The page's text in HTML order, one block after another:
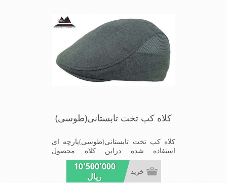
کلاه کپ تخت تابستانی(طوسی)
کلاه کپ تخت تابستانی(طوسی)پارچه ای
استفاده شده دراین کلاه محصول
کارخانجات فاستونی جامعه با
ترکیب45%پشم و65%نخ ترویرااست
وآستری استفاده شده داخل کلاه ازجنس
10٬500٬000
ریال
خرید